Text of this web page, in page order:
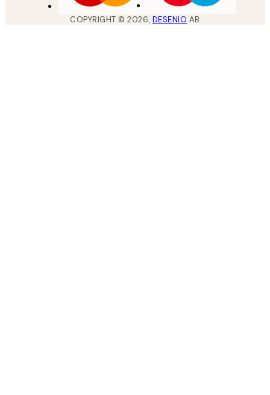
COPYRIGHT ©2026, DESENIO AB